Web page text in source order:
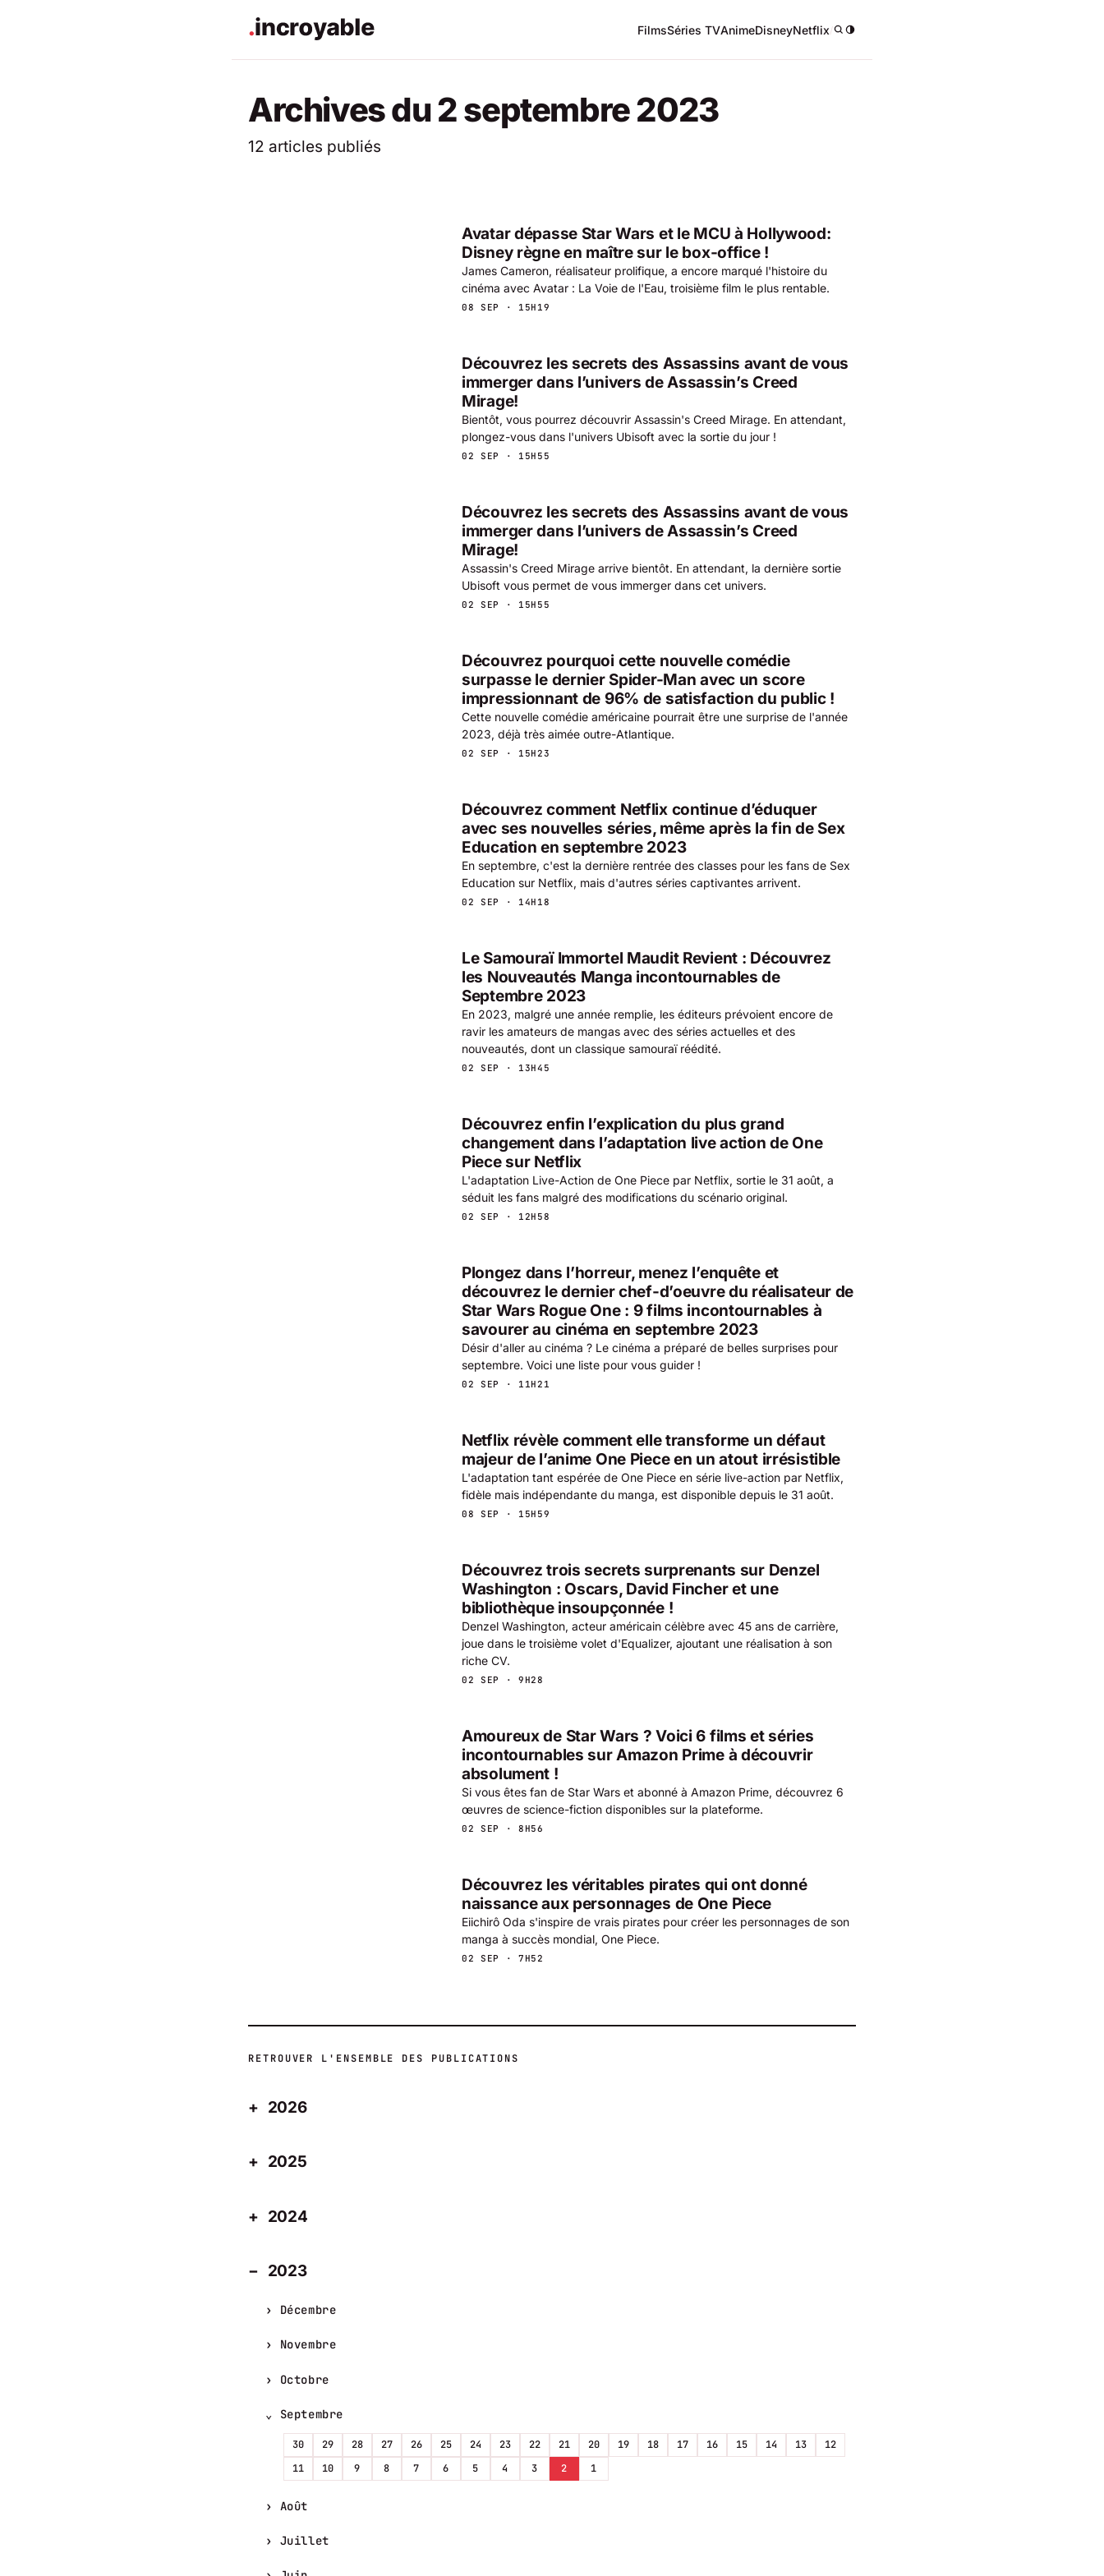
FilmsSéries TVAnimeDisneyNetflix/
Archives du 2 septembre 2023
12 articles publiés
Avatar dépasse Star Wars et le MCU à Hollywood:
Disney règne en maître sur le box-office !
James Cameron, réalisateur prolifique, a encore marqué l'histoire du
cinéma avec Avatar : La Voie de l'Eau, troisième film le plus rentable.
08 SEP · 15H19
Découvrez les secrets des Assassins avant de vous
immerger dans l’univers de Assassin’s Creed
Mirage!
Bientôt, vous pourrez découvrir Assassin's Creed Mirage. En attendant,
plongez-vous dans l'univers Ubisoft avec la sortie du jour !
02 SEP · 15H55
Découvrez les secrets des Assassins avant de vous
immerger dans l’univers de Assassin’s Creed
Mirage!
Assassin's Creed Mirage arrive bientôt. En attendant, la dernière sortie
Ubisoft vous permet de vous immerger dans cet univers.
02 SEP · 15H55
Découvrez pourquoi cette nouvelle comédie
surpasse le dernier Spider-Man avec un score
impressionnant de 96% de satisfaction du public !
Cette nouvelle comédie américaine pourrait être une surprise de l'année
2023, déjà très aimée outre-Atlantique.
02 SEP · 15H23
Découvrez comment Netflix continue d’éduquer
avec ses nouvelles séries, même après la fin de Sex
Education en septembre 2023
En septembre, c'est la dernière rentrée des classes pour les fans de Sex
Education sur Netflix, mais d'autres séries captivantes arrivent.
02 SEP · 14H18
Le Samouraï Immortel Maudit Revient : Découvrez
les Nouveautés Manga incontournables de
Septembre 2023
En 2023, malgré une année remplie, les éditeurs prévoient encore de
ravir les amateurs de mangas avec des séries actuelles et des
nouveautés, dont un classique samouraï réédité.
02 SEP · 13H45
Découvrez enfin l’explication du plus grand
changement dans l’adaptation live action de One
Piece sur Netflix
L'adaptation Live-Action de One Piece par Netflix, sortie le 31 août, a
séduit les fans malgré des modifications du scénario original.
02 SEP · 12H58
Plongez dans l’horreur, menez l’enquête et
découvrez le dernier chef-d’oeuvre du réalisateur de
Star Wars Rogue One : 9 films incontournables à
savourer au cinéma en septembre 2023
Désir d'aller au cinéma ? Le cinéma a préparé de belles surprises pour
septembre. Voici une liste pour vous guider !
02 SEP · 11H21
Netflix révèle comment elle transforme un défaut
majeur de l’anime One Piece en un atout irrésistible
L'adaptation tant espérée de One Piece en série live-action par Netflix,
fidèle mais indépendante du manga, est disponible depuis le 31 août.
08 SEP · 15H59
Découvrez trois secrets surprenants sur Denzel
Washington : Oscars, David Fincher et une
bibliothèque insoupçonnée !
Denzel Washington, acteur américain célèbre avec 45 ans de carrière,
joue dans le troisième volet d'Equalizer, ajoutant une réalisation à son
riche CV.
02 SEP · 9H28
Amoureux de Star Wars ? Voici 6 films et séries
incontournables sur Amazon Prime à découvrir
absolument !
Si vous êtes fan de Star Wars et abonné à Amazon Prime, découvrez 6
œuvres de science-fiction disponibles sur la plateforme.
02 SEP · 8H56
Découvrez les véritables pirates qui ont donné
naissance aux personnages de One Piece
Eiichirô Oda s'inspire de vrais pirates pour créer les personnages de son
manga à succès mondial, One Piece.
02 SEP · 7H52
RETROUVER L'ENSEMBLE DES PUBLICATIONS
2026
2025
2024
2023
Décembre
Novembre
Octobre
Septembre
30 29 28 27 26 25 24 23 22 21 20 19 18 17 16 15 14 13
12
11
10 9 8 7 6 5 4 3 2 1
Août
Juillet